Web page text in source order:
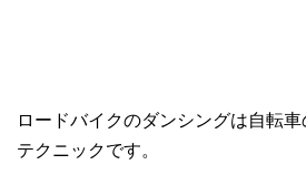
ロードバイクのダンシングは自転
テクニックです。